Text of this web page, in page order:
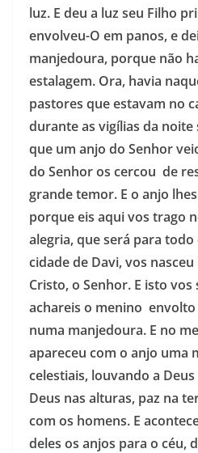
luz. E deu a luz seu Filho
envolveu-O em panos, e
manjedoura, porque não
estalagem. Ora, havia
pastores que estavam no
durante as vigílias da noite
que um anjo do Senhor
do Senhor os cercou de
grande temor. E o anjo
porque eis aqui vos trago
alegria, que será para
cidade de Davi, vos
Cristo, o Senhor. E isto
achareis o menino
numa manjedoura. E no
apareceu com o anjo uma
celestiais, louvando a
Deus nas alturas, paz na
com os homens. E
deles os anjos para o céu,